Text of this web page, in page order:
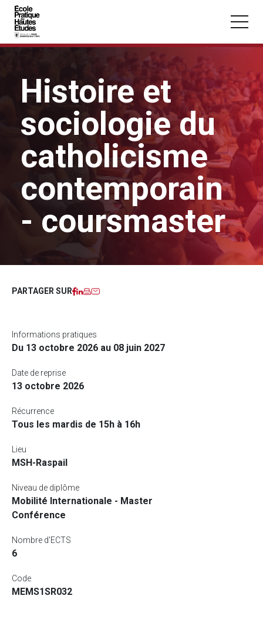
Vous recherchez peut-être :
Conférence Master Section
Histoire et
sociologie du
catholicisme
contemporain
- coursmaster
PARTAGER SUR Facebook
LinkedIn
Imprimer
Informations pratiques
Du 13 octobre 2026 au 08 juin 2027
Date de reprise
13 octobre 2026
Récurrence
Tous les mardis de 15h à 16h
Lieu
MSH-Raspail
Niveau de diplôme
Mobilité Internationale - Master
Conférence
Nombre d'ECTS
6
Code
MEMS1SR032
Panneau de gestion des cookies